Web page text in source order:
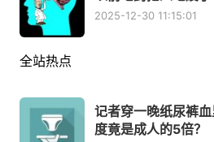
2025-12-30 11:15:01
全站热点
记者穿一晚纸尿裤
度竟是成人的5倍？